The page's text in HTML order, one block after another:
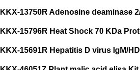
KKX-13750R Adenosine deaminase
KKX-15796R Heat Shock 70 KDa
KKX-15691R Hepatitis D virus IgM/